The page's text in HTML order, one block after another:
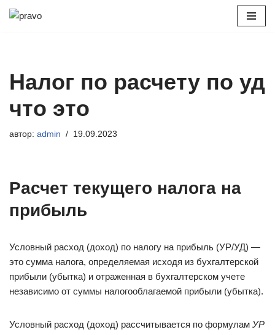
Налог по расчету по уд
что это
автор: admin 19.09.2023
Расчет текущего налога на
прибыль
Условный расход (доход) по налогу на прибыль (УР/УД) —
это сумма налога, определяемая исходя из бухгалтерской
прибыли (убытка) и отраженная в бухгалтерском учете
независимо от суммы налогооблагаемой прибыли (убытка).
Условный расход (доход) рассчитывается по формулам УР